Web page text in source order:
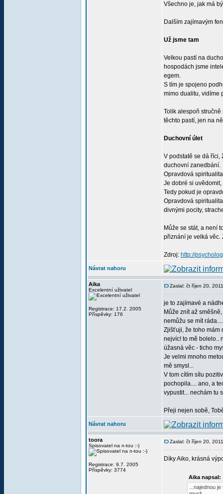
Všechno je, jak má
Dalším zajímavým
Už jsme tam
Velkou pastí na
hospodách jsme
egem.
S tím je spojeno
mimo dualitu, vidíme
Tolik alespoň
těchto pastí, jen na
Duchovní úlet
V podstatě se dá říci,
duchovní zanedbání.
Opravdová
Je dobré si
Tedy pokud je
Opravdová
divnými pocity,
Může se stát, a není
přiznání je velká věc.
Zdroj: http://
Návrat nahoru
Aika
Excelentní uživatel
Registrace: 17.2. 2005
Příspěvky: 176
Zaslal: čt říjen 20,
je to zajímavé a
Může znít až
nemůžu se mít
Zjišťuji, že toho mám
nejvíc! to mě bolelo..
úžasná věc - ticho
Je velmi mnoho
mě smysl...
V tom cítím sílu
pochopila.... ano, a
vypustit... nechám tu
Přeji nejen sobě,
Návrat nahoru
toora
Spisovatel na n-tou :-)
Registrace: 9.7. 2005
Příspěvky: 3774
Zaslal: čt říjen 20,
Díky Aiko, krásná
Aika napsal:
...najednou